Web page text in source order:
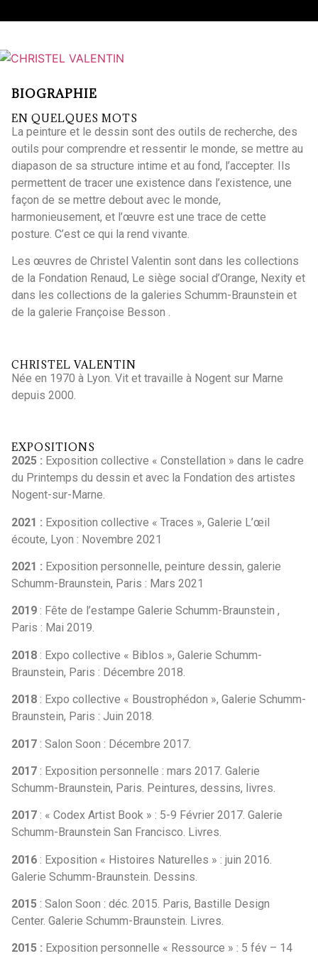
BIOGRAPHIE
EN QUELQUES MOTS
La peinture et le dessin sont des outils de recherche, des
outils pour comprendre et ressentir le monde, se mettre au
diapason de sa structure intime et au fond, l’accepter. Ils
permettent de tracer une existence dans l’existence, une
façon de se mettre debout avec le monde,
harmonieusement, et l’œuvre est une trace de cette
posture. C’est ce qui la rend vivante.
Les œuvres de Christel Valentin sont dans les collections
de la Fondation Renaud, Le siège social d’Orange, Nexity et
dans les collections de la galeries Schumm-Braunstein et
de la galerie Françoise Besson .
CHRISTEL VALENTIN
Née en 1970 à Lyon. Vit et travaille à Nogent sur Marne
depuis 2000.
EXPOSITIONS
2025 : Exposition collective « Constellation » dans le cadre
du Printemps du dessin et avec la Fondation des artistes
Nogent-sur-Marne.
2021 : Exposition collective « Traces », Galerie L’œil
écoute, Lyon : Novembre 2021
2021 : Exposition personnelle, peinture dessin, galerie
Schumm-Braunstein, Paris : Mars 2021
2019 : Fête de l’estampe Galerie Schumm-Braunstein ,
Paris : Mai 2019.
2018 : Expo collective « Biblos », Galerie Schumm-
Braunstein, Paris : Décembre 2018.
2018 : Expo collective « Boustrophédon », Galerie Schumm-
Braunstein, Paris : Juin 2018.
2017 : Salon Soon : Décembre 2017.
2017 : Exposition personnelle : mars 2017. Galerie
Schumm-Braunstein, Paris. Peintures, dessins, livres.
2017 : « Codex Artist Book » : 5-9 Février 2017. Galerie
Schumm-Braunstein San Francisco. Livres.
2016 : Exposition « Histoires Naturelles » : juin 2016.
Galerie Schumm-Braunstein. Dessins.
2015 : Salon Soon : déc. 2015. Paris, Bastille Design
Center. Galerie Schumm-Braunstein. Livres.
2015 : Exposition personnelle « Ressource » : 5 fév – 14